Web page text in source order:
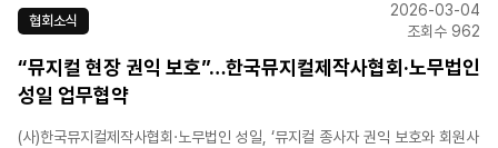
'이터니티', 오는 7..
협회소식
2026-03-04
조회수 962
“뮤지컬 현장 권익 보호”…한국뮤지컬제작사협회·노무법인
성일 업무협약
(사)한국뮤지컬제작사협회·노무법인 성일, ‘뮤지컬 종사자 권익 보호와 회원사